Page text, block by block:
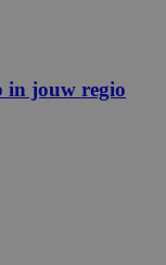
in jouw regio